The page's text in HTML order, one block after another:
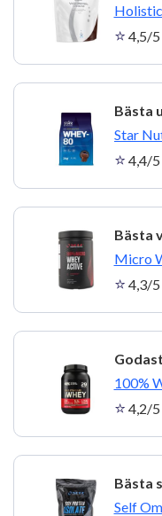
4,5/5
Bästa
Star
4,4/5
Bästa
Micro
4,3/5
100%
4,2/5
Bästa
Self